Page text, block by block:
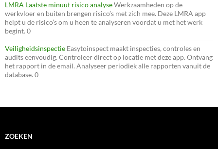
LMRA Laatste minuut risico analyseWerkzaamheden op de
werkvloer en buiten brengen risico’s met zich mee. Deze LMRA app
helpt u de risico’s om u heen te analyseren voordat u met het werk
begint. 0
Veiligheidsinspectie Easytoinspect maakt inspecties, controles en
audits eenvoudig. Controleer direct op locatie met deze app. Ontvang
het rapport in de email. Analyseer periodiek alle rapporten vanuit de
database. 0
ZOEKEN